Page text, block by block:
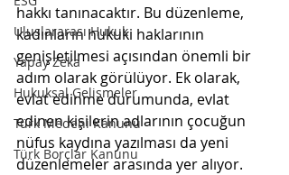
Uluslararası Hukuk
Yapay Zeka
Hukuksal Gelişmeler
Türk Medeni Kanunu
Türk Borçlar Kanunu
hakkı tanınacaktır. Bu düzenleme,
kadınların hukuki haklarının
genişletilmesi açısından önemli bir
adım olarak görülüyor. Ek olarak,
evlat edinme durumunda, evlat
edinen kişilerin adlarının çocuğun
nüfus kaydına yazılması da yeni
düzenlemeler arasında yer alıyor.